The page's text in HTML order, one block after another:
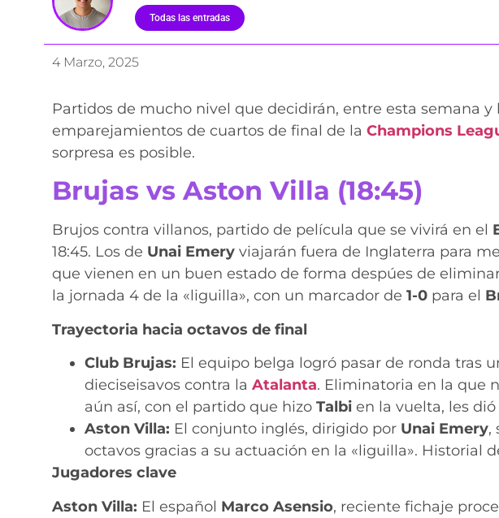
Todas las entradas
4 Marzo, 2025
Partidos de mucho nivel que decidirán, entre esta semana y
emparejamientos de cuartos de final de la Champions
sorpresa es posible.
Brujas vs Aston Villa (18:45)
Brujos contra villanos, partido de película que se vivirá en el
18:45. Los de Unai Emeryviajarán fuera de Inglaterra para
que vienen en un buen estado de forma despúes de
la jornada 4 de la «liguilla», con un marcador de 1-0para el
Trayectoria hacia octavos de final
Club Brujas: El equipo belga logró pasar de ronda tras
dieciseisavos contra la Atalanta. Eliminatoria en la que
aún así, con el partido que hizo Talbien la vuelta, les dió
Aston Villa: El conjunto inglés, dirigido por Unai Emery,
octavos gracias a su actuación en la «liguilla». Historial
Jugadores clave
Aston Villa: El español Marco Asensio, reciente fichaje